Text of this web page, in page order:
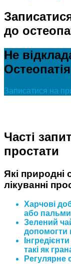
до
Не
Записатися на
Часті
простати
Які
лікуванні
Харчові
або
Зелений
допомогти
такі як
Регулярне